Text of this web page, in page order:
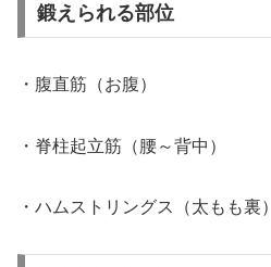
鍛えられる部位
・腹直筋（お腹）
・脊柱起立筋（腰～背中）
・ハムストリングス（太もも裏）